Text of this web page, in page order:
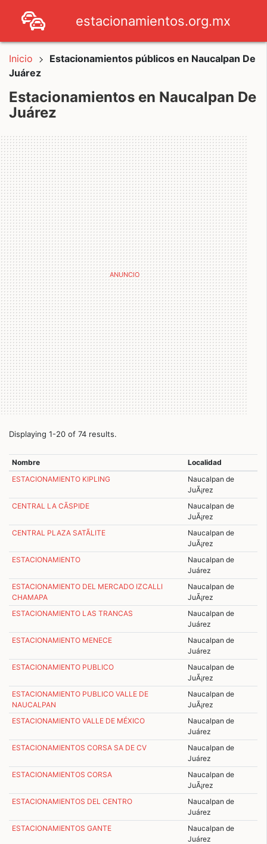
estacionamientos.org.mx
Inicio
Estacionamientos públicos en Naucalpan De
Juárez
Estacionamientos en Naucalpan De
Juárez
Displaying 1-20 of 74 results.
Nombre
Localidad
ESTACIONAMIENTO KIPLING
Naucalpan de
JuÃ¡rez
CENTRAL LA CÃSPIDE
Naucalpan de
JuÃ¡rez
CENTRAL PLAZA SATÃLITE
Naucalpan de
JuÃ¡rez
ESTACIONAMIENTO
Naucalpan de
Juárez
ESTACIONAMIENTO DEL MERCADO IZCALLI
CHAMAPA
Naucalpan de
JuÃ¡rez
ESTACIONAMIENTO LAS TRANCAS
Naucalpan de
Juárez
ESTACIONAMIENTO MENECE
Naucalpan de
Juárez
ESTACIONAMIENTO PUBLICO
Naucalpan de
JuÃ¡rez
ESTACIONAMIENTO PUBLICO VALLE DE
NAUCALPAN
Naucalpan de
JuÃ¡rez
ESTACIONAMIENTO VALLE DE MÉXICO
Naucalpan de
Juárez
ESTACIONAMIENTOS CORSA SA DE CV
Naucalpan de
Juárez
ESTACIONAMIENTOS CORSA
Naucalpan de
JuÃ¡rez
ESTACIONAMIENTOS DEL CENTRO
Naucalpan de
Juárez
ESTACIONAMIENTOS GANTE
Naucalpan de
Juárez